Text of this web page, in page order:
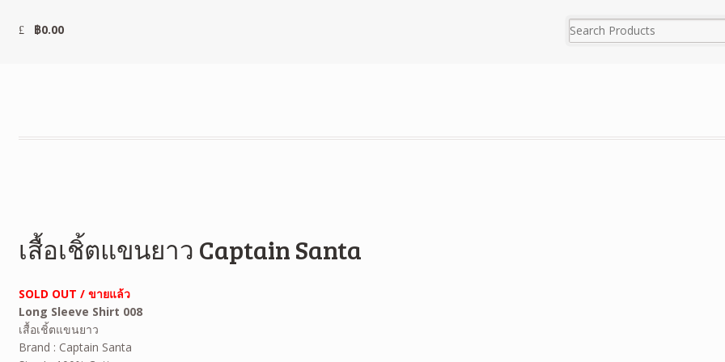
฿0.00
เสื้อเชิ้ตแขนยาว Captain Santa
SOLD OUT / ขายแล้ว
Long Sleeve Shirt 008
เสื้อเชิ้ตแขนยาว
Brand : Captain Santa